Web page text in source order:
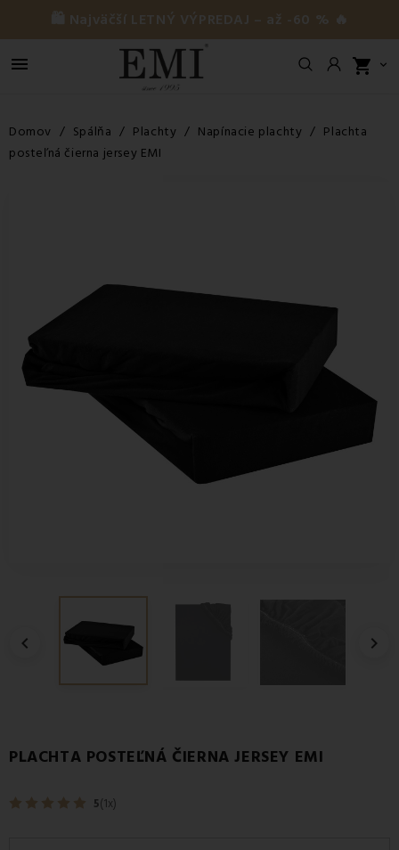
🛍️ Najväčší LETNÝ VÝPREDAJ – až -60 % 🔥
 shopping_cart 
Domov Spálňa Plachty Napínacie plachty
Plachta
posteľná čierna jersey EMI
 
PLACHTA POSTEĽNÁ ČIERNA JERSEY EMI
5(1x)